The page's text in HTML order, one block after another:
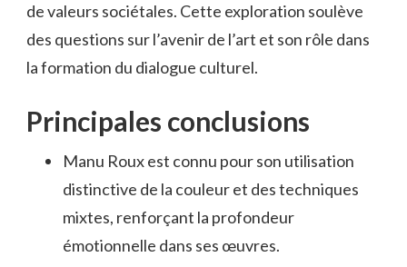
de valeurs sociétales. Cette exploration soulève
des questions sur l’avenir de l’art et son rôle dans
la formation du dialogue culturel.
Principales conclusions
Manu Roux est connu pour son utilisation
distinctive de la couleur et des techniques
mixtes, renforçant la profondeur
émotionnelle dans ses œuvres.